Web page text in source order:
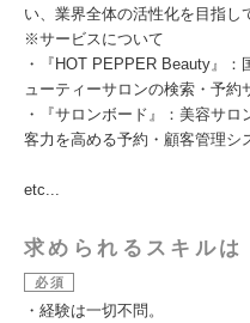
い、業界全体の活性化を目指し
※サービスについて
・『HOT PEPPER Beauty』
ューティーサロンの検索・予約
・『サロンボード』：美容サ
客力を高める予約・顧客管理シ
etc...
求められるスキルは
必須
・経験は一切不問。